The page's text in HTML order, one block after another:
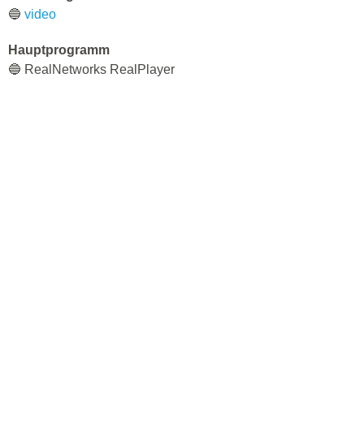
🔵 video
Hauptprogramm
🔵 RealNetworks RealPlayer